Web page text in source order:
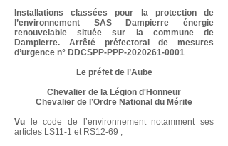
Installations classées pour la protection de
l’environnement SAS Dampierre énergie
renouvelable située sur la commune de
Dampierre. Arrêté préfectoral de mesures
d’urgence n° DDCSPP-PPP-2020261-0001
Le préfet de l’Aube
Chevalier de la Légion d'Honneur
Chevalier de l’Ordre National du Mérite
Vu le code de l’environnement notamment ses
articles LS11-1 et RS12-69 ;